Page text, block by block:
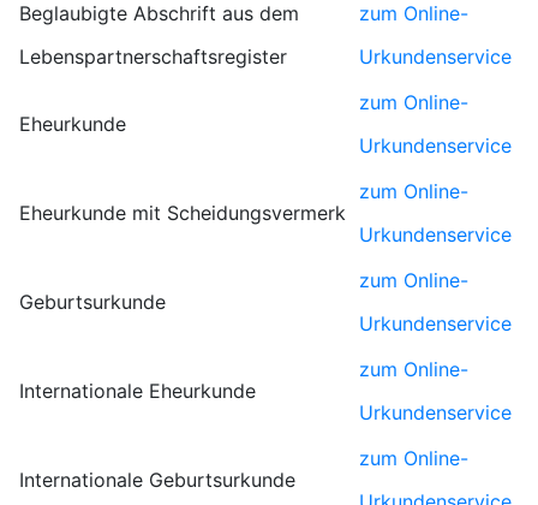
Beglaubigte Abschrift aus dem
Lebenspartnerschaftsregister
zum Online-
Urkundenservice
Eheurkunde
zum Online-
Urkundenservice
Eheurkunde mit Scheidungsvermerk
zum Online-
Urkundenservice
Geburtsurkunde
zum Online-
Urkundenservice
Internationale Eheurkunde
zum Online-
Urkundenservice
Internationale Geburtsurkunde
zum Online-